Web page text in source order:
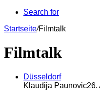
Search for
Startseite/Filmtalk
Filmtalk
Düsseldorf
Klaudija Paunovic26.